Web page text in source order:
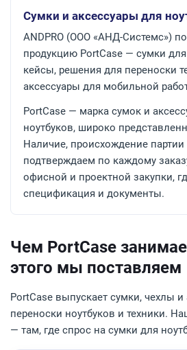
Сумки и аксессуары для
ANDPRO (ООО «АНД-Системс»)
продукцию PortCase — сумки
кейсы, решения для переноски
аксессуары для мобильной
PortCase — марка сумок и
ноутбуков, широко
Наличие, происхождение партии
подтверждаем по каждому
офисной и проектной закупки,
спецификация и документы.
Чем PortCase
этого мы поставляем
PortCase выпускает сумки, чехлы и
переноски ноутбуков и техники.
— там, где спрос на сумки для